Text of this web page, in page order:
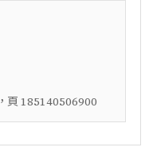
，頁 185140506900